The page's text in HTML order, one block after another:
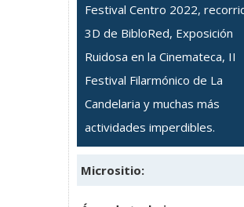
Festival Centro 2022,
3D de BibloRed, Exposición
Ruidosa en la Cinemateca, II
Festival Filarmónico de La
Candelaria y muchas más
actividades imperdibles.
Micrositio: